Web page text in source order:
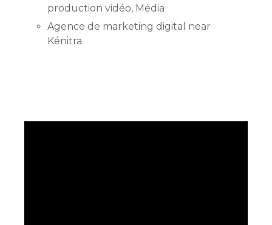
production vidéo, Média
Agence de marketing digital near
Kénitra